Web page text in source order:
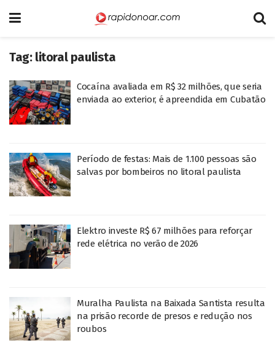
Tag: litoral paulista
Cocaína avaliada em R$ 32 milhões, que seria
enviada ao exterior, é apreendida em Cubatão
Período de festas: Mais de 1.100 pessoas são
salvas por bombeiros no litoral paulista
Elektro investe R$ 67 milhões para reforçar
rede elétrica no verão de 2026
Muralha Paulista na Baixada Santista resulta
na prisão recorde de presos e redução nos
roubos